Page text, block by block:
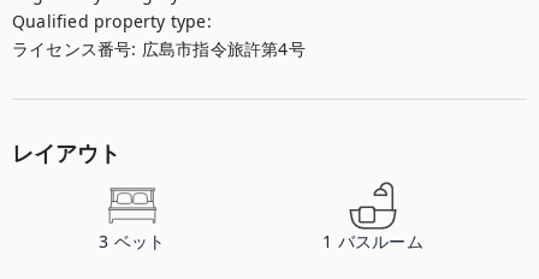
Qualified property type:
ライセンス番号: 広島市指令旅許第4号
レイアウト
3 ベット 1 バスルーム